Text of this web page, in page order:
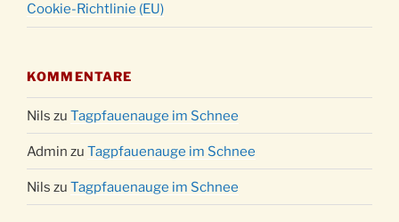
Cookie-Richtlinie (EU)
KOMMENTARE
Nils zu Tagpfauenauge im Schnee
Admin zu Tagpfauenauge im Schnee
Nils zu Tagpfauenauge im Schnee